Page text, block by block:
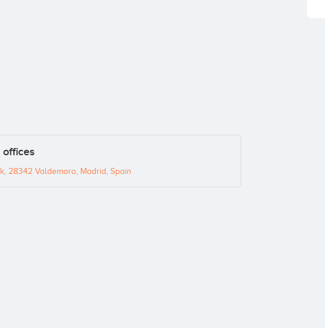
offices
28342 Valdemoro, Madrid, Spain